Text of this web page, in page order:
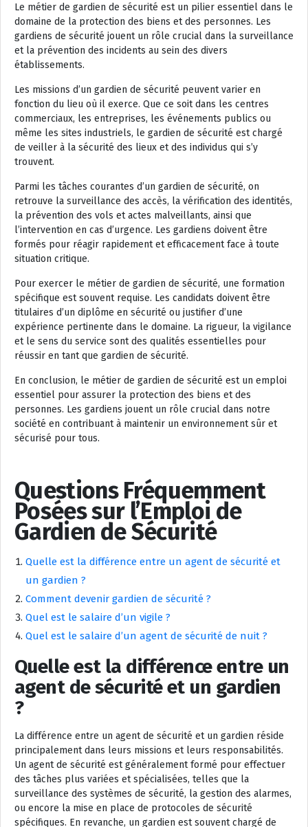
Le métier de gardien de sécurité est un pilier essentiel dans le
domaine de la protection des biens et des personnes. Les
gardiens de sécurité jouent un rôle crucial dans la surveillance
et la prévention des incidents au sein des divers
établissements.
Les missions d’un gardien de sécurité peuvent varier en
fonction du lieu où il exerce. Que ce soit dans les centres
commerciaux, les entreprises, les événements publics ou
même les sites industriels, le gardien de sécurité est chargé
de veiller à la sécurité des lieux et des individus qui s’y
trouvent.
Parmi les tâches courantes d’un gardien de sécurité, on
retrouve la surveillance des accès, la vérification des identités,
la prévention des vols et actes malveillants, ainsi que
l’intervention en cas d’urgence. Les gardiens doivent être
formés pour réagir rapidement et efficacement face à toute
situation critique.
Pour exercer le métier de gardien de sécurité, une formation
spécifique est souvent requise. Les candidats doivent être
titulaires d’un diplôme en sécurité ou justifier d’une
expérience pertinente dans le domaine. La rigueur, la vigilance
et le sens du service sont des qualités essentielles pour
réussir en tant que gardien de sécurité.
En conclusion, le métier de gardien de sécurité est un emploi
essentiel pour assurer la protection des biens et des
personnes. Les gardiens jouent un rôle crucial dans notre
société en contribuant à maintenir un environnement sûr et
sécurisé pour tous.
Questions Fréquemment
Posées sur l’Emploi de
Gardien de Sécurité
Quelle est la différence entre un agent de sécurité et
un gardien ?
Comment devenir gardien de sécurité ?
Quel est le salaire d’un vigile ?
Quel est le salaire d’un agent de sécurité de nuit ?
Quelle est la différence entre un
agent de sécurité et un gardien
?
La différence entre un agent de sécurité et un gardien réside
principalement dans leurs missions et leurs responsabilités.
Un agent de sécurité est généralement formé pour effectuer
des tâches plus variées et spécialisées, telles que la
surveillance des systèmes de sécurité, la gestion des alarmes,
ou encore la mise en place de protocoles de sécurité
spécifiques. En revanche, un gardien est souvent chargé de